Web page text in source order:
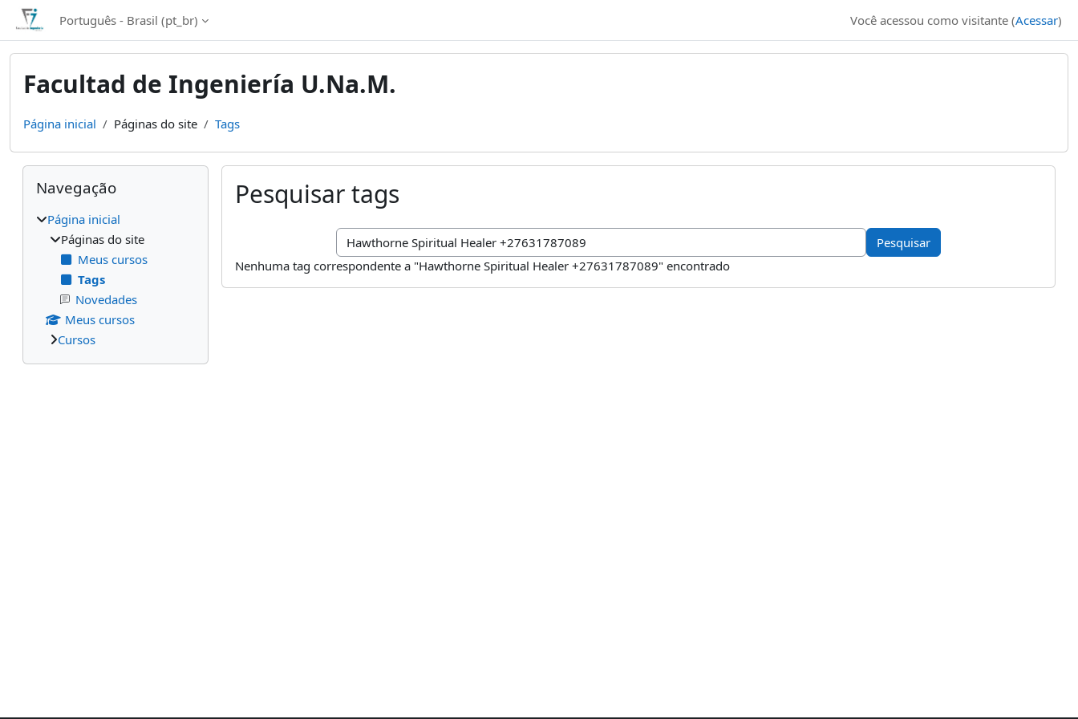
Ir para o conteúdo principal
Português - Brasil ‎(pt_br)‎ Você acessou como visitante (Acessar)
Facultad de Ingeniería U.Na.M.
Página inicial Páginas do site Tags
Pesquisar tags
Pesquisar tags
Nenhuma tag correspondente a "Hawthorne Spiritual Healer +27631787089" encontrado
Blocos
Pular Navegação
Navegação
Página inicial
Páginas do site
Meus cursos
Tags
Novedades
Meus cursos
Cursos